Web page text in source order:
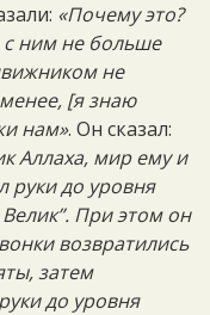
«Почему это?
ним не больше
не
[я знаю
нам». Он сказал:
Аллаха, мир ему и
руки до уровня
При этом он
возвратились
затем
до уровня